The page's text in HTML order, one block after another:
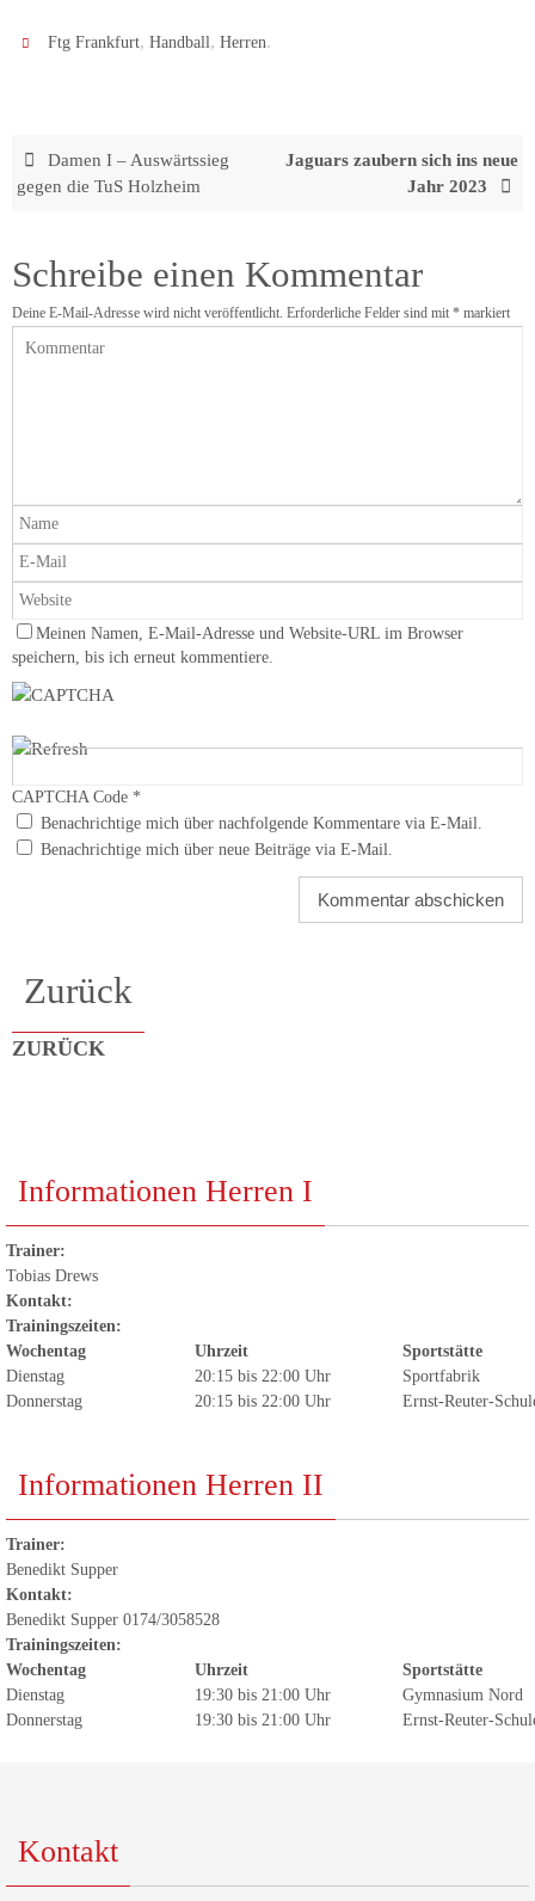
Ftg Frankfurt,Handball ,Herren.
Damen I – Auswärtssieg
gegen die TuS Holzheim
Jaguars zaubern sich ins neue
Jahr 2023
Schreibe einen Kommentar
Deine E-Mail-Adresse wird nicht veröffentlicht. Erforderliche Felder sind mit * markiert
Meinen Namen, E-Mail-Adresse und Website-URL im Browser
speichern, bis ich erneut kommentiere.
CAPTCHA Code *
Benachrichtige mich über nachfolgende Kommentare via E-Mail.
Benachrichtige mich über neue Beiträge via E-Mail.
Zurück
ZURÜCK
Informationen Herren I
Trainer:
Tobias Drews
Kontakt:
Trainingszeiten:
Wochentag
Uhrzeit
Sportstätte
Dienstag
20:15 bis 22:00 Uhr
Sportfabrik
Donnerstag
20:15 bis 22:00 Uhr Ernst-Reuter-
Informationen Herren II
Trainer:
Benedikt Supper
Kontakt:
Benedikt Supper 0174/3058528
Trainingszeiten:
Wochentag
Uhrzeit
Sportstätte
Dienstag
19:30 bis 21:00 Uhr
Gymnasium Nord
Donnerstag
19:30 bis 21:00 Uhr Ernst-Reuter-
Kontakt